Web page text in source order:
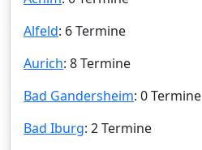
Alfeld: 6 Termine
Aurich: 8 Termine
Bad Gandersheim: 0 Termine
Bad Iburg: 2 Termine